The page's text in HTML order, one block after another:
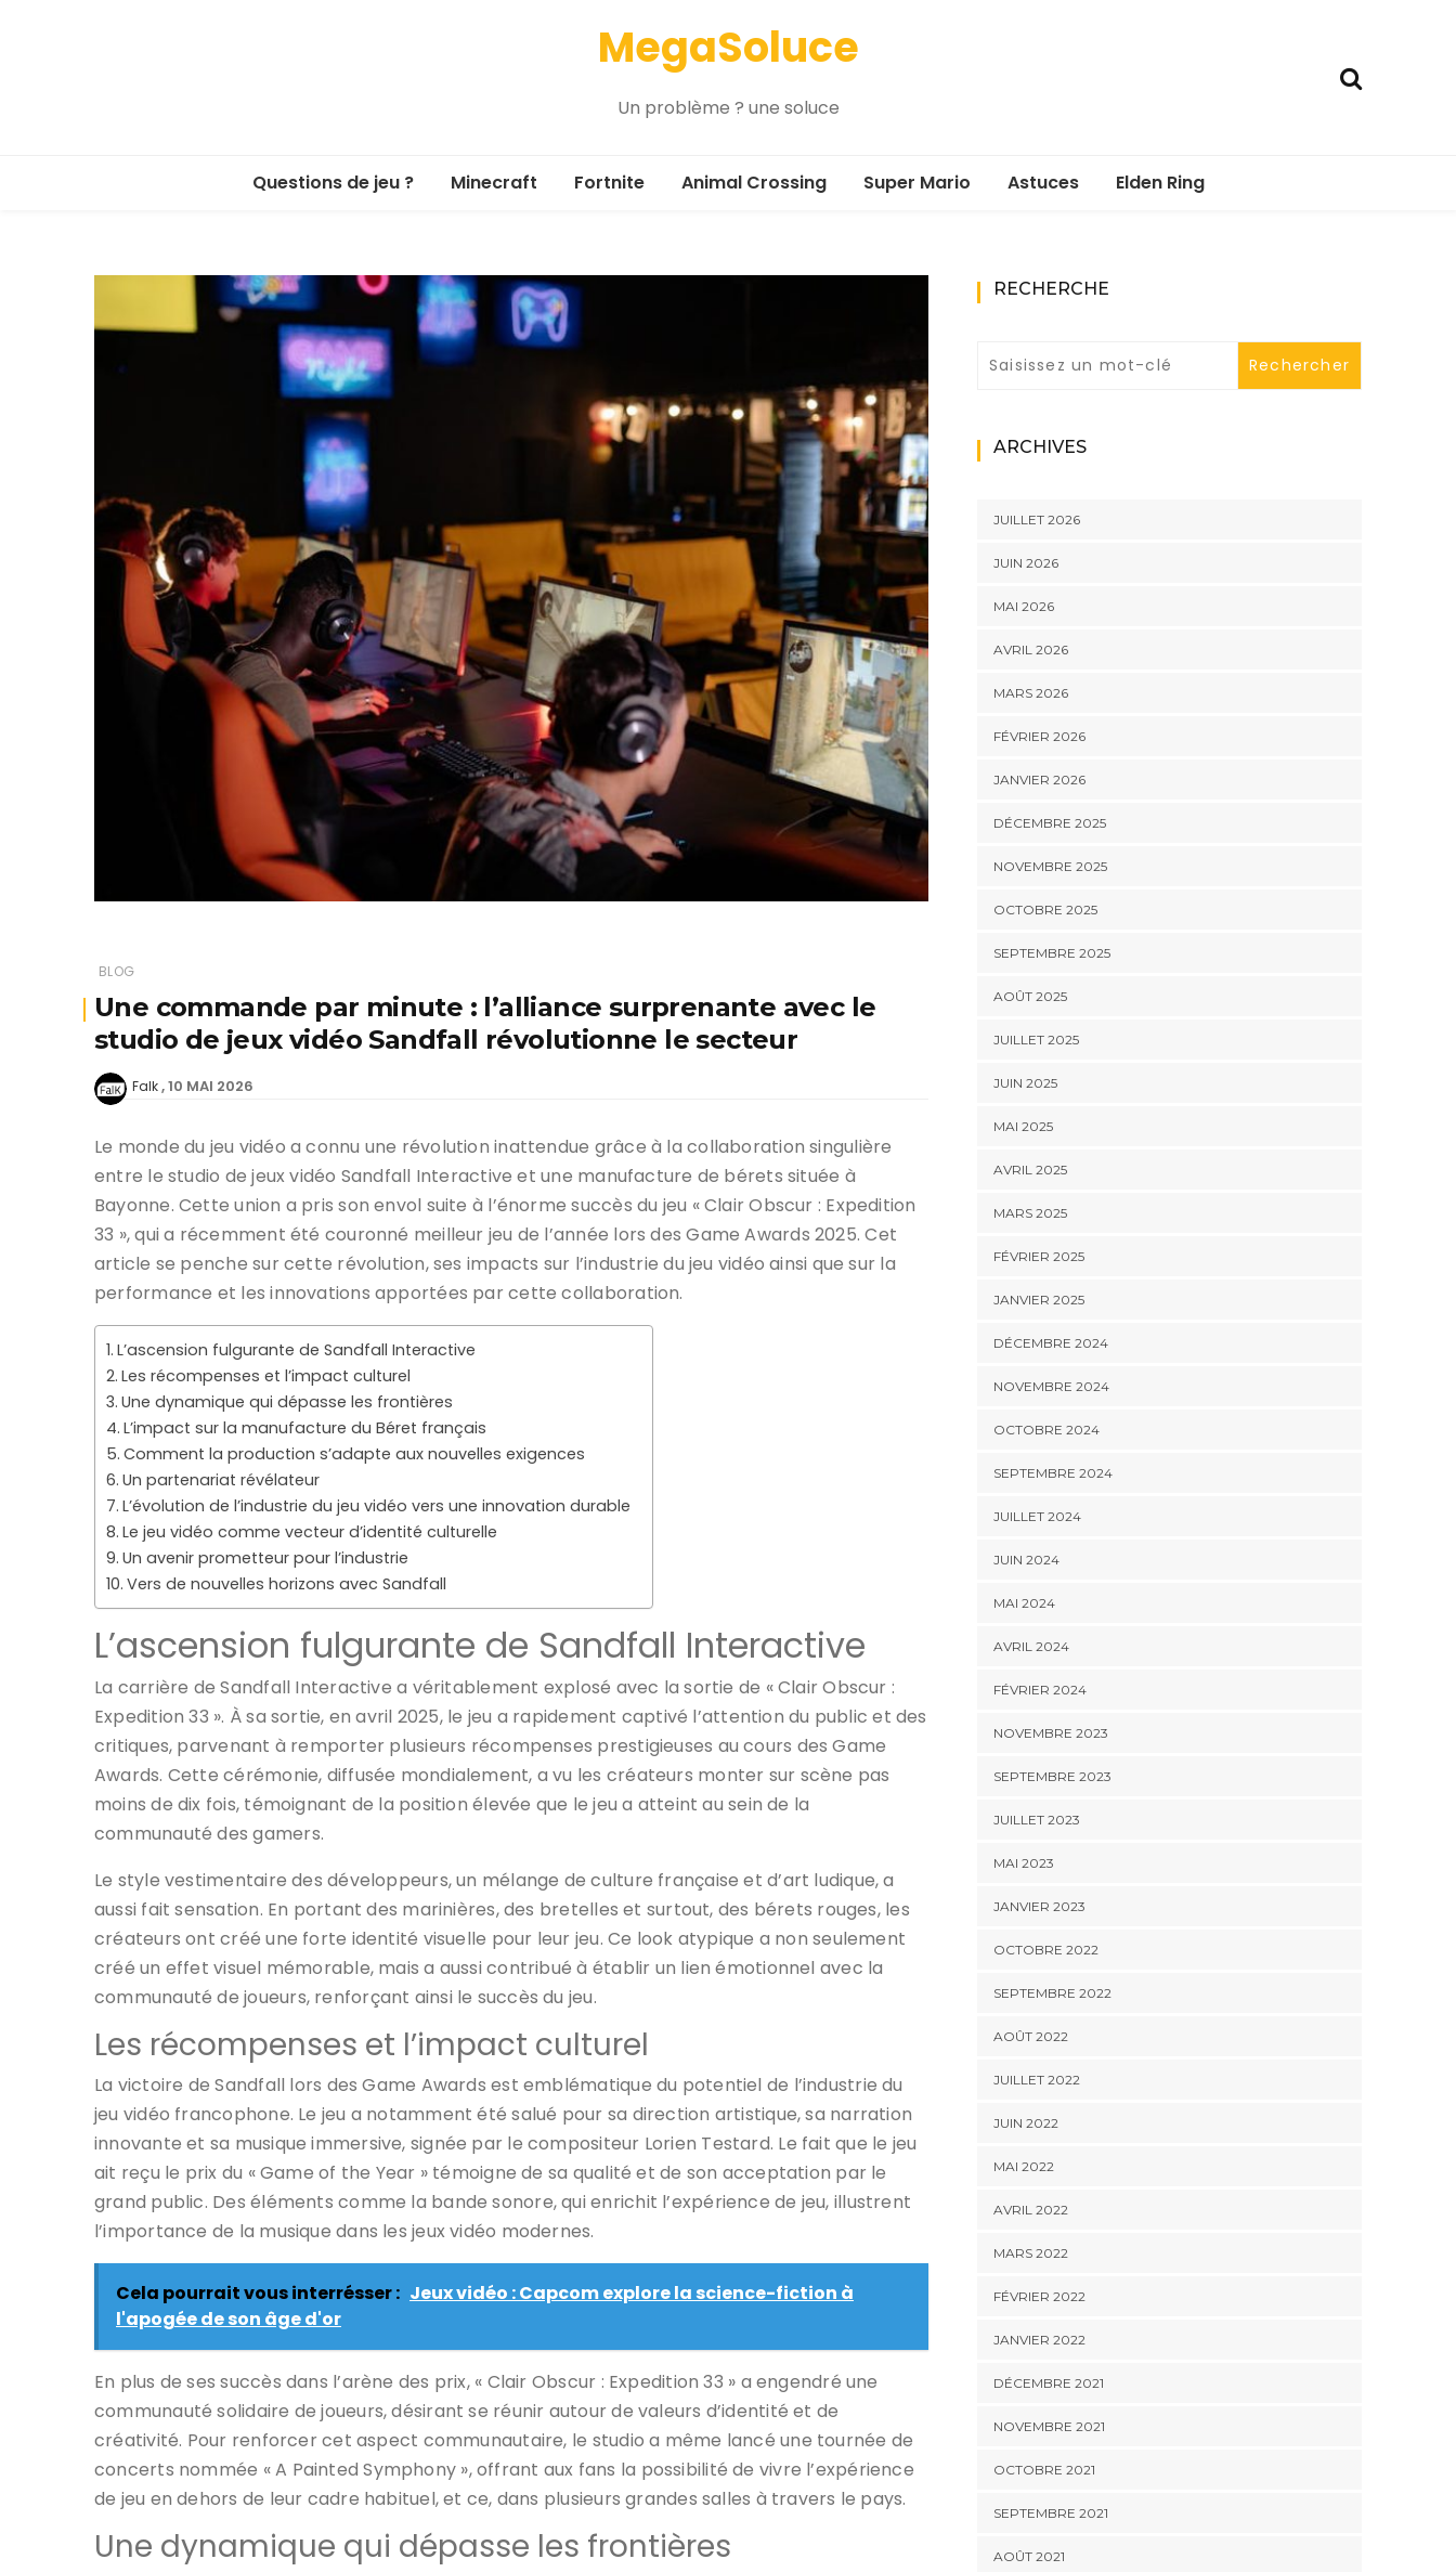
MegaSoluce
Un problème ? une soluce
Questions de jeu ? Minecraft Fortnite Animal Crossing Super Mario Astuces Elden Ring
BLOG
Une commande par minute : l’alliance surprenante avec le
studio de jeux vidéo Sandfall révolutionne le secteur
Falk 10 MAI 2026
Le monde du jeu vidéo a connu une révolution inattendue grâce à la collaboration singulière
entre le studio de jeux vidéo Sandfall Interactive et une manufacture de bérets située à
Bayonne. Cette union a pris son envol suite à l’énorme succès du jeu « Clair Obscur : Expedition
33 », qui a récemment été couronné meilleur jeu de l’année lors des Game Awards 2025. Cet
article se penche sur cette révolution, ses impacts sur l’industrie du jeu vidéo ainsi que sur la
performance et les innovations apportées par cette collaboration.
L’ascension fulgurante de Sandfall Interactive
Les récompenses et l’impact culturel
Une dynamique qui dépasse les frontières
L’impact sur la manufacture du Béret français
Comment la production s’adapte aux nouvelles exigences
Un partenariat révélateur
L’évolution de l’industrie du jeu vidéo vers une innovation durable
Le jeu vidéo comme vecteur d’identité culturelle
Un avenir prometteur pour l’industrie
Vers de nouvelles horizons avec Sandfall
L’ascension fulgurante de Sandfall Interactive
La carrière de Sandfall Interactive a véritablement explosé avec la sortie de « Clair Obscur :
Expedition 33 ». À sa sortie, en avril 2025, le jeu a rapidement captivé l’attention du public et des
critiques, parvenant à remporter plusieurs récompenses prestigieuses au cours des Game
Awards. Cette cérémonie, diffusée mondialement, a vu les créateurs monter sur scène pas
moins de dix fois, témoignant de la position élevée que le jeu a atteint au sein de la
communauté des gamers.
Le style vestimentaire des développeurs, un mélange de culture française et d’art ludique, a
aussi fait sensation. En portant des marinières, des bretelles et surtout, des bérets rouges, les
créateurs ont créé une forte identité visuelle pour leur jeu. Ce look atypique a non seulement
créé un effet visuel mémorable, mais a aussi contribué à établir un lien émotionnel avec la
communauté de joueurs, renforçant ainsi le succès du jeu.
Les récompenses et l’impact culturel
La victoire de Sandfall lors des Game Awards est emblématique du potentiel de l’industrie du
jeu vidéo francophone. Le jeu a notamment été salué pour sa direction artistique, sa narration
innovante et sa musique immersive, signée par le compositeur Lorien Testard. Le fait que le jeu
ait reçu le prix du « Game of the Year » témoigne de sa qualité et de son acceptation par le
grand public. Des éléments comme la bande sonore, qui enrichit l’expérience de jeu, illustrent
l’importance de la musique dans les jeux vidéo modernes.
Cela pourrait vous interrésser : Jeux vidéo : Capcom explore la science-fiction à
l'apogée de son âge d'or
En plus de ses succès dans l’arène des prix, « Clair Obscur : Expedition 33 » a engendré une
communauté solidaire de joueurs, désirant se réunir autour de valeurs d’identité et de
créativité. Pour renforcer cet aspect communautaire, le studio a même lancé une tournée de
concerts nommée « A Painted Symphony », offrant aux fans la possibilité de vivre l’expérience
de jeu en dehors de leur cadre habituel, et ce, dans plusieurs grandes salles à travers le pays.
Une dynamique qui dépasse les frontières
RECHERCHE
ARCHIVES
JUILLET 2026
JUIN 2026
MAI 2026
AVRIL 2026
MARS 2026
FÉVRIER 2026
JANVIER 2026
DÉCEMBRE 2025
NOVEMBRE 2025
OCTOBRE 2025
SEPTEMBRE 2025
AOÛT 2025
JUILLET 2025
JUIN 2025
MAI 2025
AVRIL 2025
MARS 2025
FÉVRIER 2025
JANVIER 2025
DÉCEMBRE 2024
NOVEMBRE 2024
OCTOBRE 2024
SEPTEMBRE 2024
JUILLET 2024
JUIN 2024
MAI 2024
AVRIL 2024
FÉVRIER 2024
NOVEMBRE 2023
SEPTEMBRE 2023
JUILLET 2023
MAI 2023
JANVIER 2023
OCTOBRE 2022
SEPTEMBRE 2022
AOÛT 2022
JUILLET 2022
JUIN 2022
MAI 2022
AVRIL 2022
MARS 2022
FÉVRIER 2022
JANVIER 2022
DÉCEMBRE 2021
NOVEMBRE 2021
OCTOBRE 2021
SEPTEMBRE 2021
AOÛT 2021